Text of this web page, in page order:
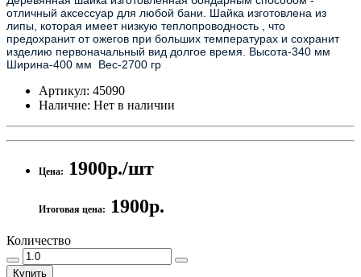
отличный аксессуар для любой бани. Шайка изготовлена из
липы, которая имеет низкую теплопроводность , что
предохранит от ожегов при больших температурах и сохранит
изделию первоначальный вид долгое время. Высота-340 мм
Ширина-400 мм  Вес-2700 гр
Артикул: 45090
Наличие: Нет в наличии
Цена: 1900р./шт
Итоговая цена: 1900р.
Количество
Купить